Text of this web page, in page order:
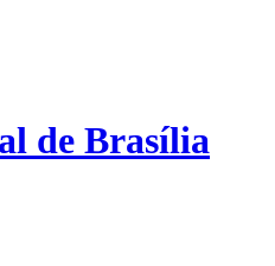
de Brasília